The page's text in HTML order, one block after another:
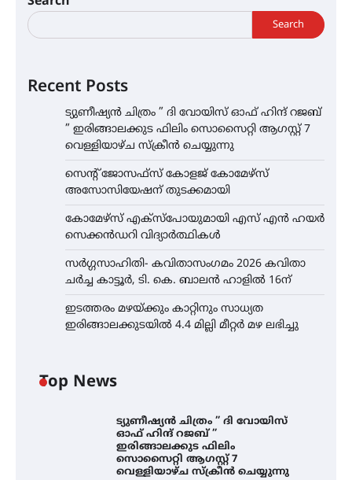
Search
Recent Posts
ട്യുണീഷ്യൻ ചിത്രം ” ദി വോയിസ് ഓഫ് ഹിന്ദ് റജബ്
” ഇരിങ്ങാലക്കുട ഫിലിം സൊസൈറ്റി ആഗസ്റ്റ് 7
വെള്ളിയാഴ്ച സ്‌ക്രീൻ ചെയ്യുന്നു
സെന്റ് ജോസഫ്സ് കോളജ് കോമേഴ്‌സ്
അസോസിയേഷന് തുടക്കമായി
കോമേഴ്സ് എക്സ്പോയുമായി എസ് എൻ ഹയർ
സെക്കൻഡറി വിദ്യാർത്ഥികൾ
സർഗ്ഗസാഹിതി- കവിതാസംഗമം 2026 കവിതാ
ചർച്ച കാട്ടൂർ, ടി. കെ. ബാലൻ ഹാളിൽ 16ന്
ഇടത്തരം മഴയ്ക്കും കാറ്റിനും സാധ്യത
ഇരിങ്ങാലക്കുടയിൽ 4.4 മില്ലി മീറ്റർ മഴ ലഭിച്ചു
Top News
ട്യുണീഷ്യൻ ചിത്രം ” ദി വോയിസ്
ഓഫ് ഹിന്ദ് റജബ് ”
ഇരിങ്ങാലക്കുട ഫിലിം
സൊസൈറ്റി ആഗസ്റ്റ് 7
വെള്ളിയാഴ്ച സ്‌ക്രീൻ ചെയ്യുന്നു